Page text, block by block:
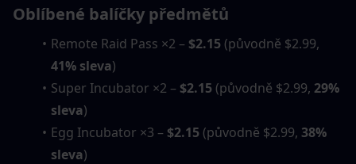
Oblíbené balíčky předmětů
Remote Raid Pass ×2 – $2.15
41% sleva)
Super Incubator ×2 – $2.15 (původně $2.99, 29%
sleva)
Egg Incubator ×3 – $2.15 (původně $2.99, 38%
sleva)